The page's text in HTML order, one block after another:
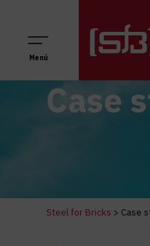
Menú
Case
Steel for Bricks > Case